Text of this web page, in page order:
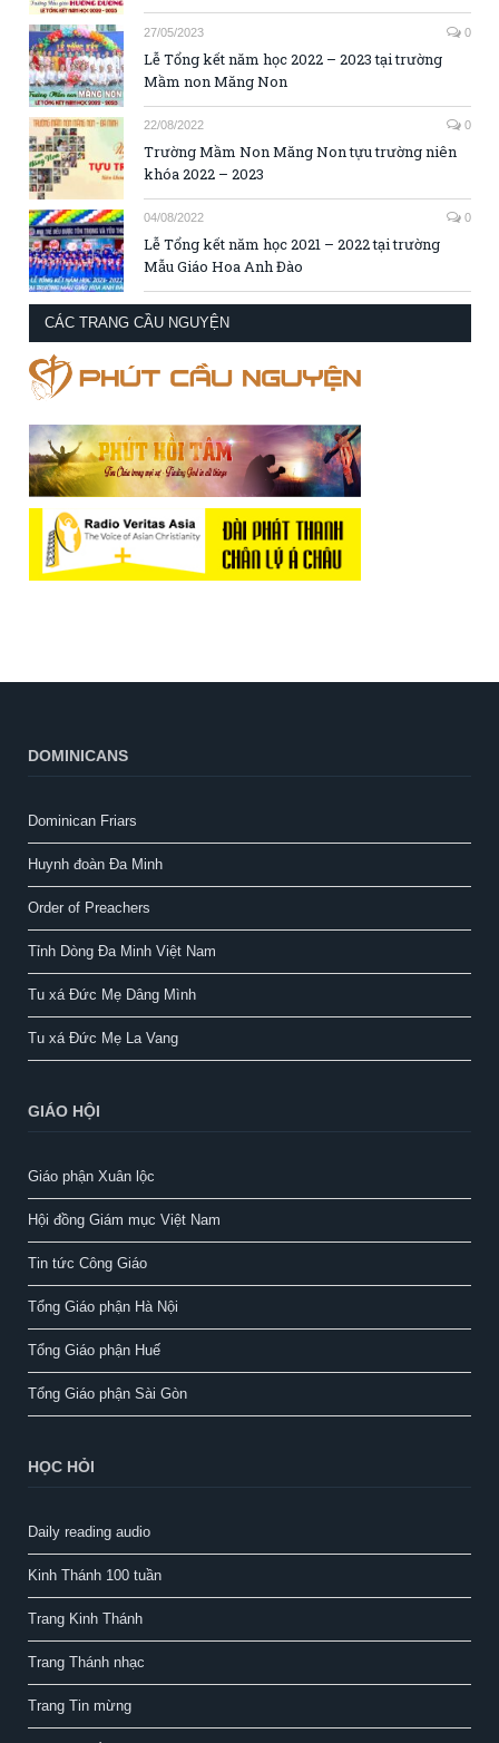
27/05/2023 0
Lễ Tổng kết năm học 2022 – 2023 tại trường
Mầm non Măng Non
22/08/2022 0
Trường Mầm Non Măng Non tựu trường niên
khóa 2022 – 2023
04/08/2022 0
Lễ Tổng kết năm học 2021 – 2022 tại trường
Mẫu Giáo Hoa Anh Đào
CÁC TRANG CẦU NGUYỆN
DOMINICANS
Dominican Friars
Huynh đoàn Đa Minh
Order of Preachers
Tỉnh Dòng Đa Minh Việt Nam
Tu xá Đức Mẹ Dâng Mình
Tu xá Đức Mẹ La Vang
GIÁO HỘI
Giáo phận Xuân lộc
Hội đồng Giám mục Việt Nam
Tin tức Công Giáo
Tổng Giáo phận Hà Nội
Tổng Giáo phận Huế
Tổng Giáo phận Sài Gòn
HỌC HỎI
Daily reading audio
Kinh Thánh 100 tuần
Trang Kinh Thánh
Trang Thánh nhạc
Trang Tin mừng